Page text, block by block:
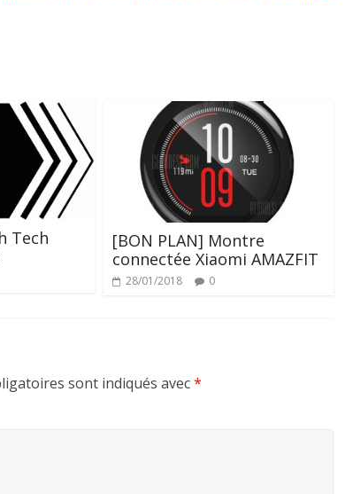
Tech
[BON PLAN] Montre
connectée Xiaomi AMAZFIT
28/01/2018 0
sont indiqués avec*